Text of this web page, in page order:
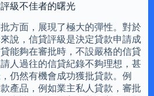
級不佳者的曙光
方面，展現了極大的彈性。對於
說，信貸評級是決定貸款申請成
能夠在審批時，不設嚴格的信貸
人過往的信貸紀錄不夠理想，甚
仍然有機會成功獲批貸款。例
產品，例如業主私人貸款，審批